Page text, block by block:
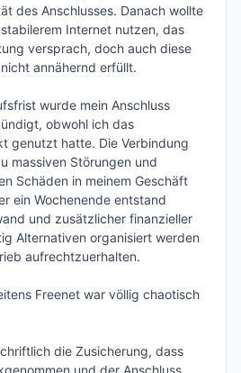
des Anschlusses. Danach wollte
Internet nutzen, das
versprach, doch auch diese
annähernd erfüllt.
wurde mein Anschluss
obwohl ich das
genutzt hatte. Die Verbindung
massiven Störungen und
Schäden in meinem Geschäft
ein Wochenende entstand
und zusätzlicher finanzieller
Alternativen organisiert werden
aufrechtzuerhalten.
Freenet war völlig chaotisch
die Zusicherung, dass
und der Anschluss